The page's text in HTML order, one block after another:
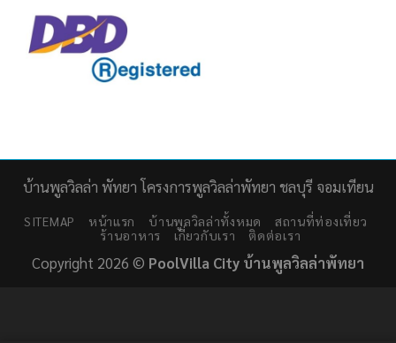
บ้านพูลวิลล่า พัทยา โครงการพูลวิลล่าพัทยา ชลบุรี จอมเทียน
SITEMAP หน้าแรก บ้านพูลวิลล่าทั้งหมด
สถานที่ท่องเที่ยว
ร้านอาหาร
เกี่ยวกับเรา ติดต่อเรา
Copyright 2026 © PoolVilla City บ้านพูลวิลล่าพัทยา